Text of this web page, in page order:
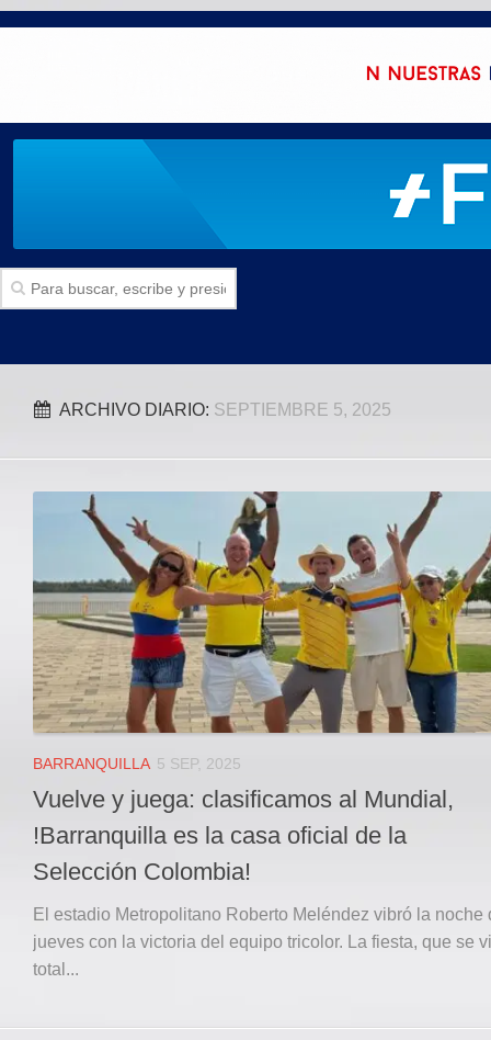
SECCIONES
Politica
Local
Deportes
JUDICIAL
ÁREA METROPOLITANA
REGIONAL
DEPARTAMENTAL
Internacional
Contactenos
Registro ISSN: 2711-3299
ARCHIVO DIARIO: SEPTIEMBRE 5, 2025
BARRANQUILLA 5 SEP, 2025
Vuelve y juega: clasificamos al Mundial,
!Barranquilla es la casa oficial de la
Selección Colombia!
El estadio Metropolitano Roberto Meléndez vibró la noche
jueves con la victoria del equipo tricolor. La fiesta, que se
total...